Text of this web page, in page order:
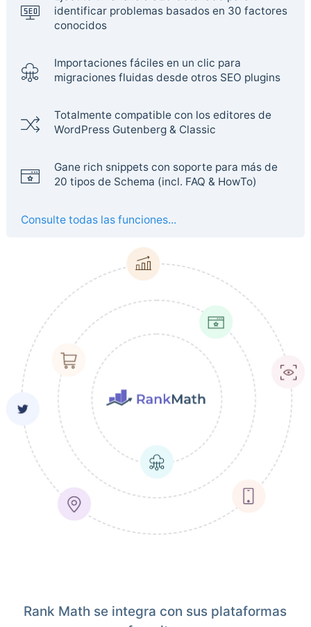
identificar problemas basados en 30 factores
conocidos
Importaciones fáciles en un clic para
migraciones fluidas desde otros SEO plugins
Totalmente compatible con los editores de
WordPress Gutenberg & Classic
Gane rich snippets con soporte para más de
20 tipos de Schema (incl. FAQ & HowTo)
Consulte todas las funciones...
Rank Math se integra con sus plataformas